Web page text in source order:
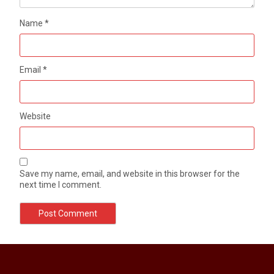
Name*
Email*
Website
Save my name, email, and website in this browser for the
next time I comment.